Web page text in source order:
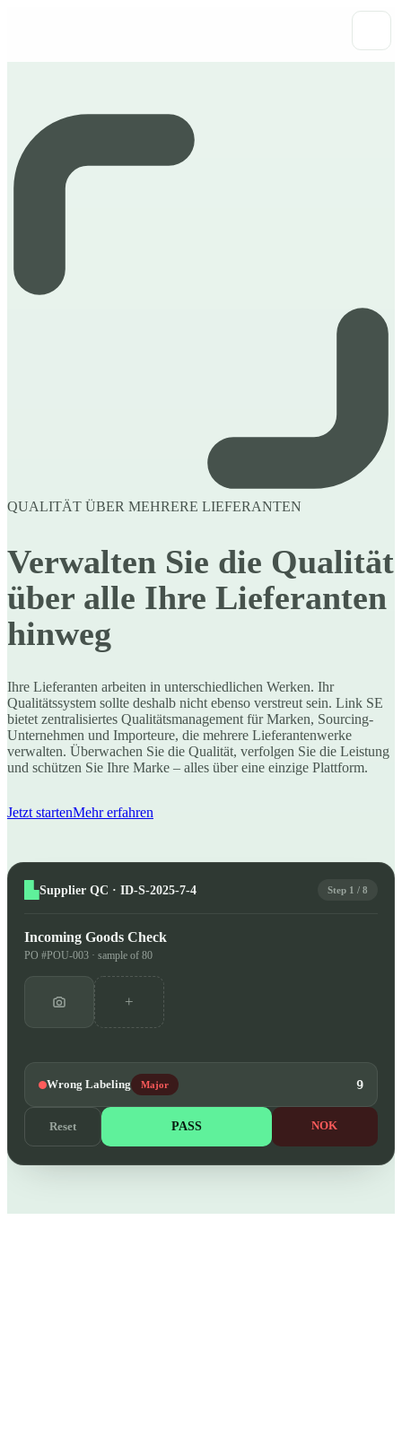
QUALITÄT ÜBER MEHRERE LIEFERANTEN
Verwalten Sie die Qualität
über alle Ihre Lieferanten
hinweg
Ihre Lieferanten arbeiten in unterschiedlichen Werken. Ihr
Qualitätssystem sollte deshalb nicht ebenso verstreut sein. Link SE
bietet zentralisiertes Qualitätsmanagement für Marken, Sourcing-
Unternehmen und Importeure, die mehrere Lieferantenwerke
verwalten. Überwachen Sie die Qualität, verfolgen Sie die Leistung
und schützen Sie Ihre Marke – alles über eine einzige Plattform.
Jetzt startenMehr erfahren
Supplier QC · ID-S-2025-7-4 Step 1 / 8
Incoming Goods Check
PO #POU-003 · sample of 80
+
Wrong Labeling Major 9
Reset PASS NOK